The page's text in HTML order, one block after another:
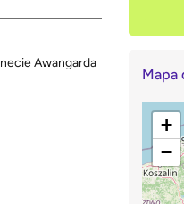
Awangarda
Mapa
+
−